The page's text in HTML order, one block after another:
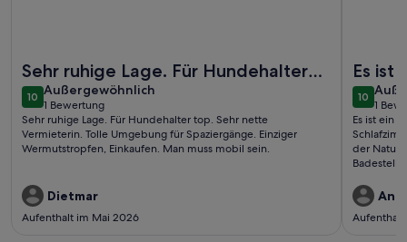
Sehr ruhige Lage. Für Hundehalter
top. Sehr nette Vermieterin. Tolle
1010 von 10
Außergewöhnlich
außergewöhnlich
1 Bewertung
(1
bewertung)
Sehr ruhige Lage. Für Hundehalter top. Sehr nette
Vermieterin. Tolle Umgebung für Spaziergänge. Einziger
Wermutstropfen, Einkaufen. Man muss mobil sein.
Dietmar
Aufenthalt im Mai 2026
Es ist
und
1010 von
1
(1
Es ist ein
der Natur.
Radfahrer.
die
Die Küche